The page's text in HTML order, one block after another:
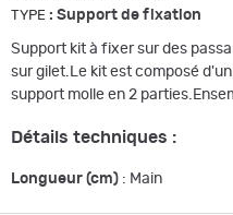
TYPE : Support de fixation
Support kit à fixer sur des
sur gilet.Le kit est composé
support molle en 2
Détails techniques :
Longueur (cm) : Main